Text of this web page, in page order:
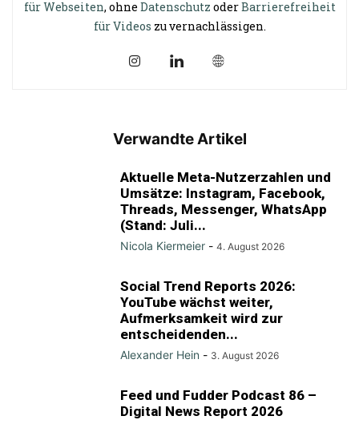
für Webseiten, ohne Datenschutz oderBarrierefreiheit
für Videos zu vernachlässigen.
Verwandte Artikel
Aktuelle Meta-Nutzerzahlen und
Umsätze: Instagram, Facebook,
Threads, Messenger, WhatsApp
(Stand: Juli...
Nicola Kiermeier - 4. August 2026
Social Trend Reports 2026:
YouTube wächst weiter,
Aufmerksamkeit wird zur
entscheidenden...
Alexander Hein - 3. August 2026
Feed und Fudder Podcast 86 –
Digital News Report 2026